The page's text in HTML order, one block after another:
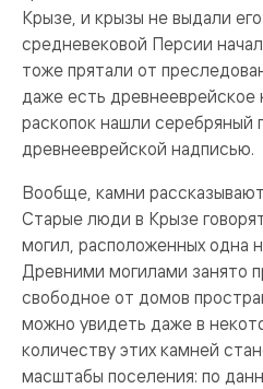
Крызе, и крызы не выдали
средневековой Персии
тоже прятали от
даже есть древнееврейское
раскопок нашли серебряный
древнееврейской надписью.
Вообще, камни
Старые люди в Крызе
могил, расположенных одна
Древними могилами занято
свободное от домов
можно увидеть даже в
количеству этих камней
масштабы поселения: по